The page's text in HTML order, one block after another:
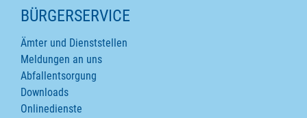
SEITENINHALTE
BÜRGERSERVICE
Ämter und Dienststellen
Meldungen an uns
Abfallentsorgung
Downloads
Onlinedienste